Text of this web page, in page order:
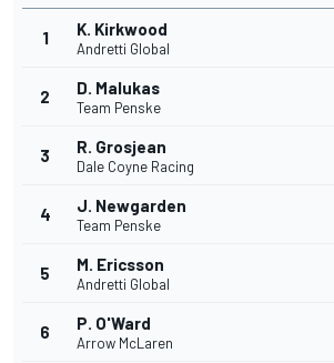
1 K. Kirkwood
Andretti Global
2 D. Malukas
Team Penske
3 R. Grosjean
Dale Coyne Racing
4 J. Newgarden
Team Penske
5 M. Ericsson
Andretti Global
6 P. O'Ward
Arrow McLaren